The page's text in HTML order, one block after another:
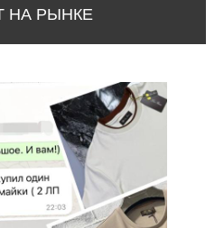
НА РЫНКЕ